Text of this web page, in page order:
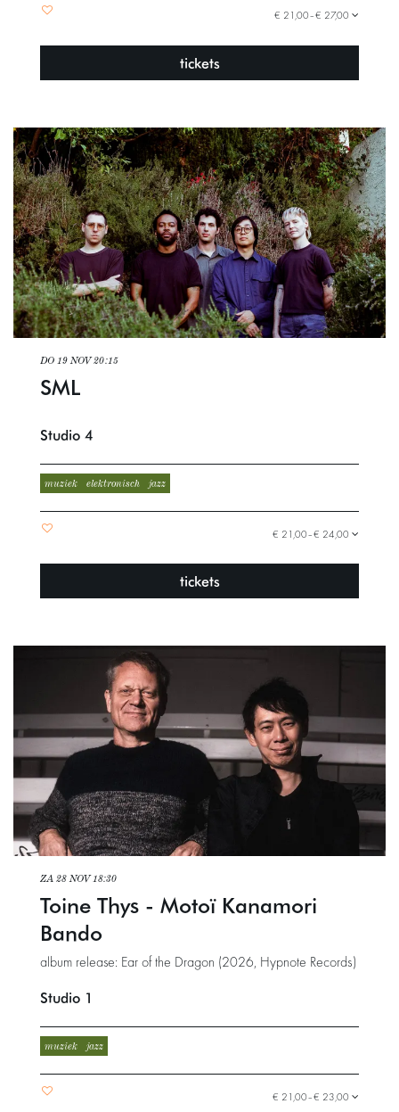
€ 21,00–€ 27,00
tickets
SML
DO 19 NOV 20:15
Studio 4
muziek elektronisch jazz
€ 21,00–€ 24,00
tickets
Toine Thys - Motoï Kanamori
Bando
album release: Ear of the Dragon (2026, Hypnote Records)
ZA 28 NOV 18:30
Studio 1
muziek jazz
€ 21,00–€ 23,00